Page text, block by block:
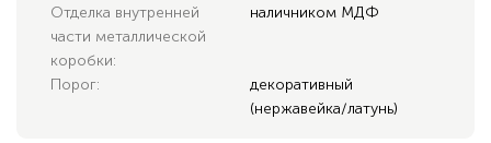
Отделка внутренней
части металлической
коробки:
наличником МДФ
Порог:
декоративный
(нержавейка/латунь)